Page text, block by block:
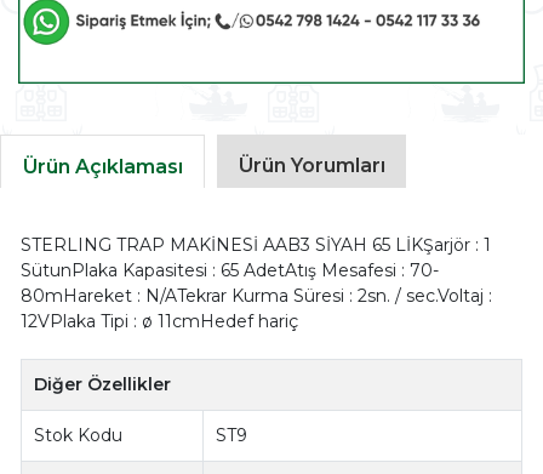
Ürün Açıklaması Ürün Yorumları
STERLING TRAP MAKİNESİ AAB3 SİYAH 65 LİKŞarjör : 1
SütunPlaka Kapasitesi : 65 AdetAtış Mesafesi : 70-
80mHareket : N/ATekrar Kurma Süresi : 2sn. / sec.Voltaj :
12VPlaka Tipi : ø 11cmHedef hariç
Diğer Özellikler
Stok Kodu ST9